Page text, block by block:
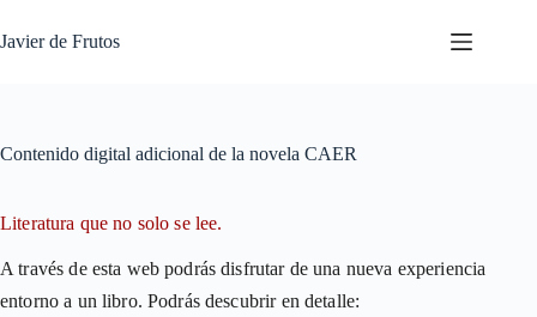
al
contenido
Javier de Frutos
Contenido digital adicional de la novela CAER
Literatura que no solo se lee.
A través de esta web podrás disfrutar de una nueva experiencia
entorno a un libro. Podrás descubrir en detalle: